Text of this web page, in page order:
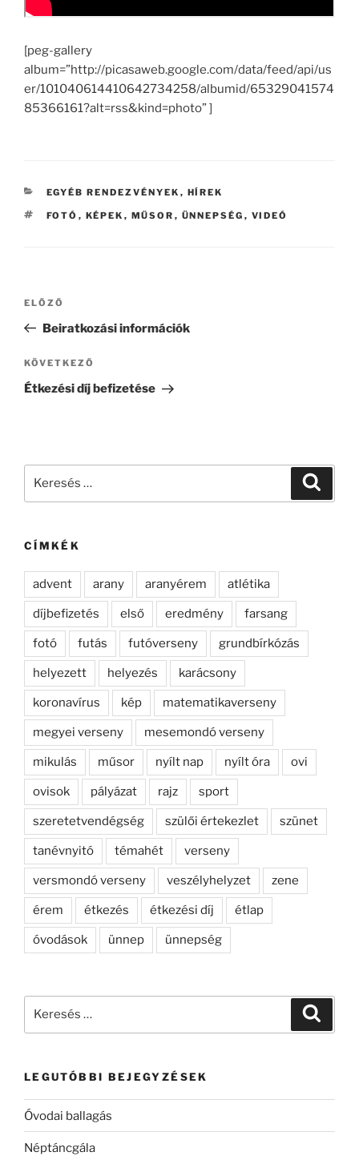
[peg-gallery
album=”http://picasaweb.google.com/data/feed/api/us
er/101040614410642734258/albumid/65329041574
85366161?alt=rss&kind=photo” ]
KATEGÓRIÁK
EGYÉB RENDEZVÉNYEK , HÍREK
CÍMKÉK
FOTÓ , KÉPEK , MŰSOR , ÜNNEPSÉG , VIDEÓ
Bejegyzés
Korábbi
bejegyzés
ELŐZŐ
Beiratkozási információk
Következő
bejegyzés
KÖVETKEZŐ
Étkezési díj befizetése
CÍMKÉK
advent arany aranyérem atlétika
díjbefizetés első eredmény farsang
fotó futás futóverseny grundbírkózás
helyezett helyezés karácsony
koronavírus kép matematikaverseny
megyei verseny mesemondó verseny
mikulás műsor nyílt nap nyílt óra ovi
ovisok pályázat rajz sport
szeretetvendégség szülői értekezlet szünet
tanévnyitó témahét verseny
versmondó verseny veszélyhelyzet zene
érem étkezés étkezési díj étlap
óvodások ünnep ünnepség
LEGUTÓBBI BEJEGYZÉSEK
Óvodai ballagás
Néptáncgála